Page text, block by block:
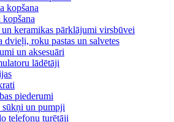
kopšana
keramikas pārklājumi virsbūvei
dvieļi, roku pastas un salvetes
un aksesuāri
lādētāji
piederumi
sūkņi un pumpji
telefonu turētāji